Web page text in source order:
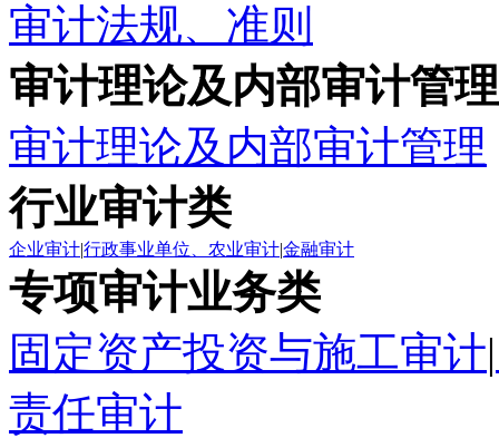
审计法规、准则
审计理论及内部审计管
审计理论及内部审计管理
行业审计类
企业审计|行政事业单位、农业审计|金融审计
专项审计业务类
固定资产投资与施工审计|
责任审计